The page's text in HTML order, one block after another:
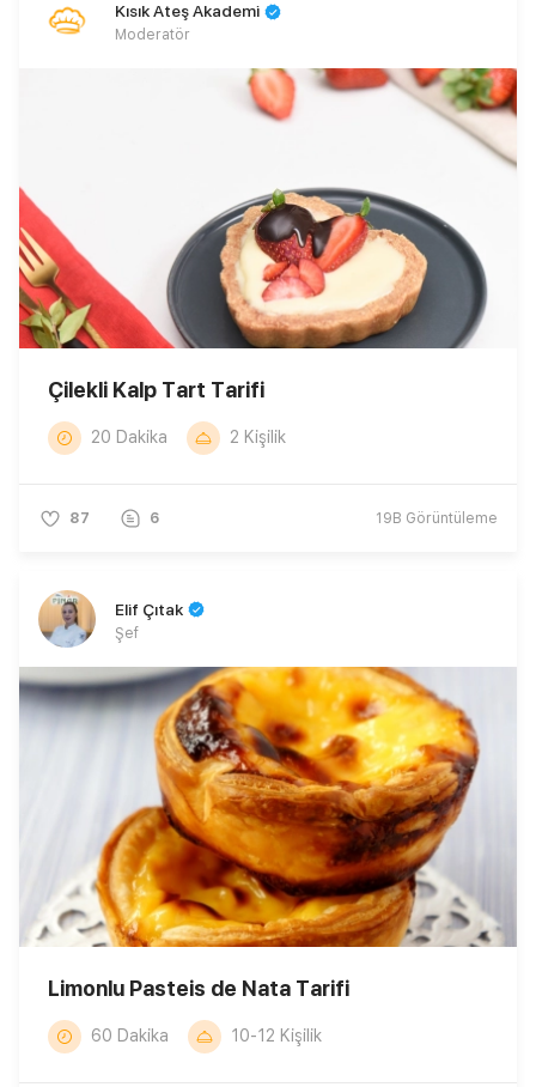
Kısık Ateş Akademi
Moderatör
Çilekli Kalp Tart Tarifi
20 Dakika 2 Kişilik
87 6 19B Görüntüleme
Elif Çıtak
Şef
Limonlu Pasteis de Nata Tarifi
60 Dakika 10-12 Kişilik